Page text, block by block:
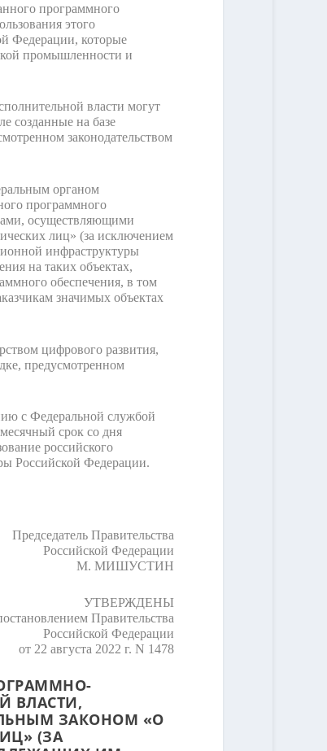
программного
этого
Федерации, которые
промышленности и
власти могут
созданные на базе
законодательством
органом
программного
осуществляющими
лиц» (за исключением
инфраструктуры
на таких объектах,
обеспечения, в том
значимых объектах
цифрового развития,
предусмотренном
с Федеральной службой
срок со дня
российского
Российской Федерации.
Председатель Правительства
Российской Федерации
М. МИШУСТИН
УТВЕРЖДЕНЫ
Правительства
Российской Федерации
от 22 августа 2022 г. N 1478
ВЛАСТИ,
ЗАКОНОМ «О
(ЗА